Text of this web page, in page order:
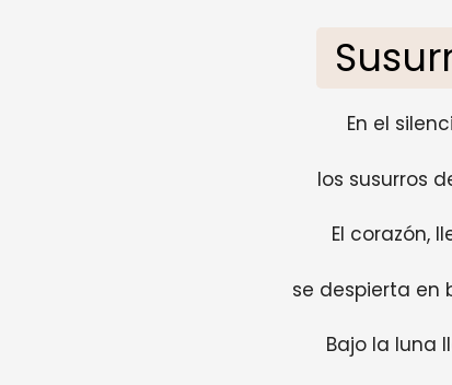
En el
los susurros
El corazón,
se despierta en
Bajo la luna